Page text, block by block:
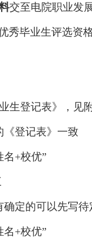
交至电院职业发
秀毕业生评选资
生登记表》，见
《登记表》一致
名+校优”
确定的可以先写待
名+校优”